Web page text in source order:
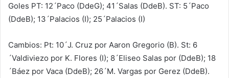
Goles PT: 12´Paco (DdeG); 41´Salas (DdeB). ST: 5´Paco
(DdeB); 13´Palacios (I); 25´Palacios (I)
Cambios: Pt: 10´J. Cruz por Aaron Gregorio (B). St: 6
´Valdiviezo por K. Flores (I); 8´Eliseo Salas por (DdeB); 18
´Báez por Vaca (DdeB); 26´M. Vargas por Gerez (DdeB).